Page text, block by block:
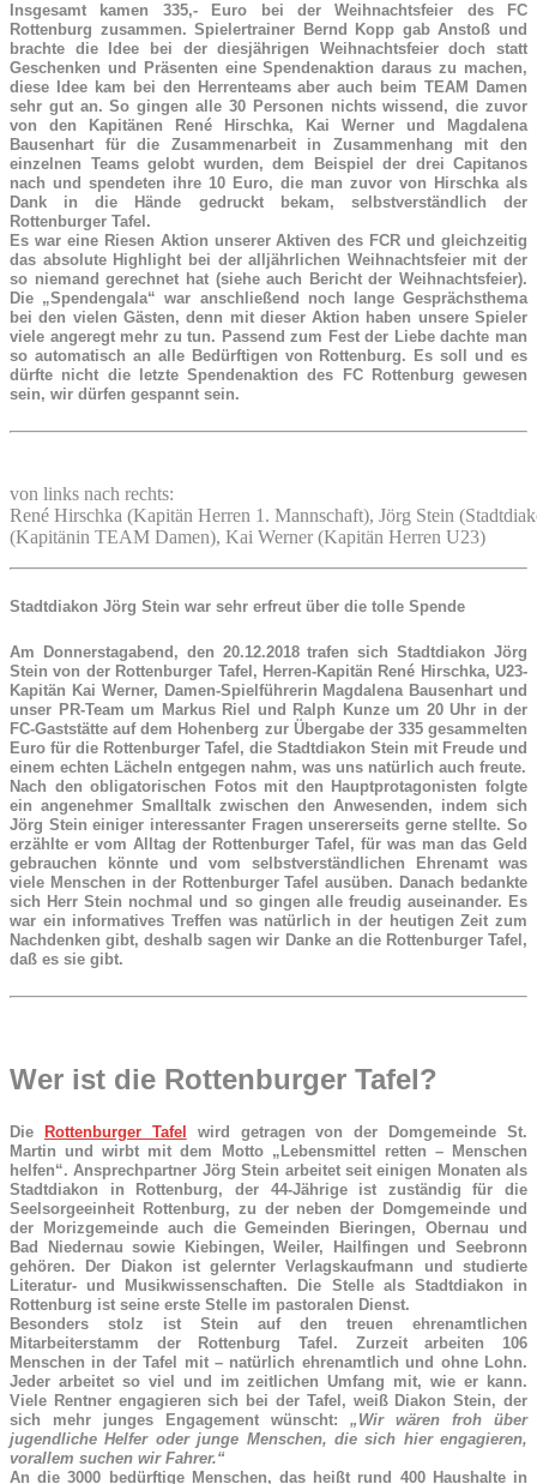
Insgesamt kamen 335,- Euro bei der Weihnachtsfeier des FC
Rottenburg zusammen. Spielertrainer Bernd Kopp gab Anstoß und
brachte die Idee bei der diesjährigen Weihnachtsfeier doch statt
Geschenken und Präsenten eine Spendenaktion daraus zu machen,
diese Idee kam bei den Herrenteams aber auch beim TEAM Damen
sehr gut an. So gingen alle 30 Personen nichts wissend, die zuvor
von den Kapitänen René Hirschka, Kai Werner und Magdalena
Bausenhart für die Zusammenarbeit in Zusammenhang mit den
einzelnen Teams gelobt wurden, dem Beispiel der drei Capitanos
nach und spendeten ihre 10 Euro, die man zuvor von Hirschka als
Dank in die Hände gedruckt bekam, selbstverständlich der
Rottenburger Tafel.
Es war eine Riesen Aktion unserer Aktiven des FCR und gleichzeitig
das absolute Highlight bei der alljährlichen Weihnachtsfeier mit der
so niemand gerechnet hat (siehe auch Bericht der Weihnachtsfeier).
Die „Spendengala“ war anschließend noch lange Gesprächsthema
bei den vielen Gästen, denn mit dieser Aktion haben unsere Spieler
viele angeregt mehr zu tun. Passend zum Fest der Liebe dachte man
so automatisch an alle Bedürftigen von Rottenburg. Es soll und es
dürfte nicht die letzte Spendenaktion des FC Rottenburg gewesen
sein, wir dürfen gespannt sein.
von links nach rechts:
René Hirschka (Kapitän Herren 1. Mannschaft), Jörg Stein
(Kapitänin TEAM Damen), Kai Werner (Kapitän Herren U23)
Stadtdiakon Jörg Stein war sehr erfreut über die tolle Spende
Am Donnerstagabend, den 20.12.2018 trafen sich Stadtdiakon Jörg
Stein von der Rottenburger Tafel, Herren-Kapitän René Hirschka, U23-
Kapitän Kai Werner, Damen-Spielführerin Magdalena Bausenhart und
unser PR-Team um Markus Riel und Ralph Kunze um 20 Uhr in der
FC-Gaststätte auf dem Hohenberg zur Übergabe der 335 gesammelten
Euro für die Rottenburger Tafel, die Stadtdiakon Stein mit Freude und
einem echten Lächeln entgegen nahm, was uns natürlich auch freute.
Nach den obligatorischen Fotos mit den Hauptprotagonisten folgte
ein angenehmer Smalltalk zwischen den Anwesenden, indem sich
Jörg Stein einiger interessanter Fragen unsererseits gerne stellte. So
erzählte er vom Alltag der Rottenburger Tafel, für was man das Geld
gebrauchen könnte und vom selbstverständlichen Ehrenamt was
viele Menschen in der Rottenburger Tafel ausüben. Danach bedankte
sich Herr Stein nochmal und so gingen alle freudig auseinander. Es
war ein informatives Treffen was natürlich in der heutigen Zeit zum
Nachdenken gibt, deshalb sagen wir Danke an die Rottenburger Tafel,
daß es sie gibt.
Wer ist die Rottenburger Tafel?
Die Rottenburger Tafel
wird getragen von der Domgemeinde St.
Martin und wirbt mit dem Motto „Lebensmittel retten – Menschen
helfen“. Ansprechpartner Jörg Stein arbeitet seit einigen Monaten als
Stadtdiakon in Rottenburg, der 44-Jährige ist zuständig für die
Seelsorgeeinheit Rottenburg, zu der neben der Domgemeinde und
der Morizgemeinde auch die Gemeinden Bieringen, Obernau und
Bad Niedernau sowie Kiebingen, Weiler, Hailfingen und Seebronn
gehören. Der Diakon ist gelernter Verlagskaufmann und studierte
Literatur- und Musikwissenschaften. Die Stelle als Stadtdiakon in
Rottenburg ist seine erste Stelle im pastoralen Dienst.
Besonders stolz ist Stein auf den treuen ehrenamtlichen
Mitarbeiterstamm der Rottenburg Tafel. Zurzeit arbeiten 106
Menschen in der Tafel mit – natürlich ehrenamtlich und ohne Lohn.
Jeder arbeitet so viel und im zeitlichen Umfang mit, wie er kann.
Viele Rentner engagieren sich bei der Tafel, weiß Diakon Stein, der
sich mehr junges Engagement wünscht: „Wir wären froh über
jugendliche Helfer oder junge Menschen, die sich hier engagieren,
vorallem suchen wir Fahrer.“
An die 3000 bedürftige Menschen, das heißt rund 400 Haushalte in